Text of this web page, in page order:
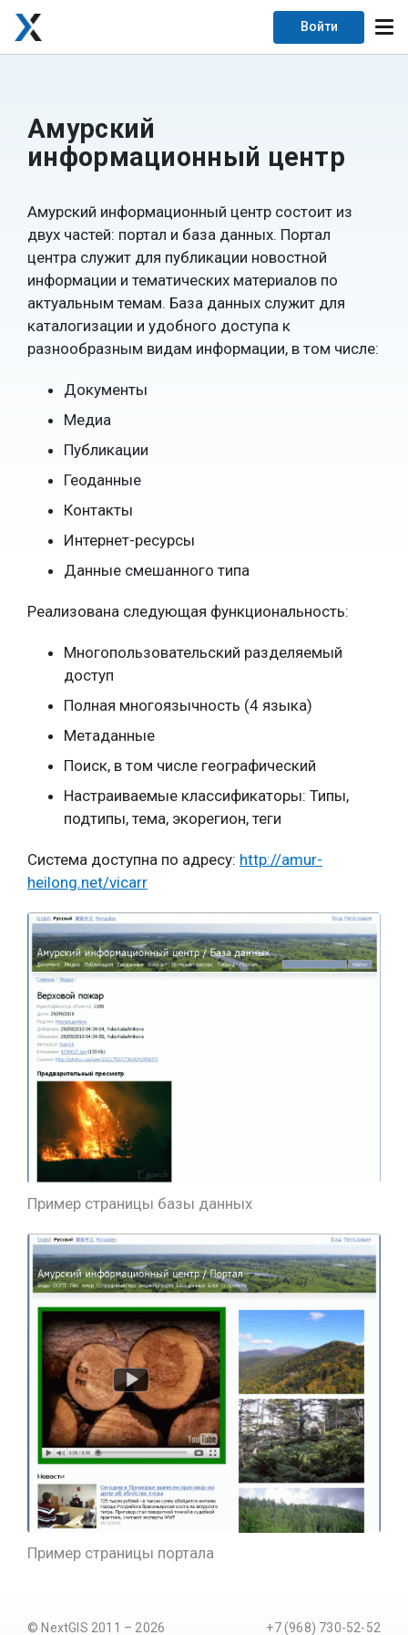
Войти
Амурский
информационный центр
Амурский информационный центр состоит из
двух частей: портал и база данных. Портал
центра служит для публикации новостной
информации и тематических материалов по
актуальным темам. База данных служит для
каталогизации и удобного доступа к
разнообразным видам информации, в том числе:
Документы
Медиа
Публикации
Геоданные
Контакты
Интернет-ресурсы
Данные смешанного типа
Реализована следующая функциональность:
Многопользовательский разделяемый
доступ
Полная многоязычность (4 языка)
Метаданные
Поиск, в том числе географический
Настраиваемые классификаторы: Типы,
подтипы, тема, экорегион, теги
Система доступна по адресу: http://amur-
heilong.net/vicarr
Пример страницы базы данных
Пример страницы портала
+7 (968) 730-52-52
© NextGIS 2011 – 2026